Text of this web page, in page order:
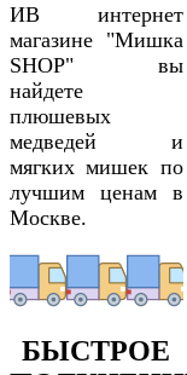
ИВ интернет
магазине "Мишка
SHOP" вы
найдете
плюшевых
медведей и
мягких мишек по
лучшим ценам в
Москве.
БЫСТРОЕ